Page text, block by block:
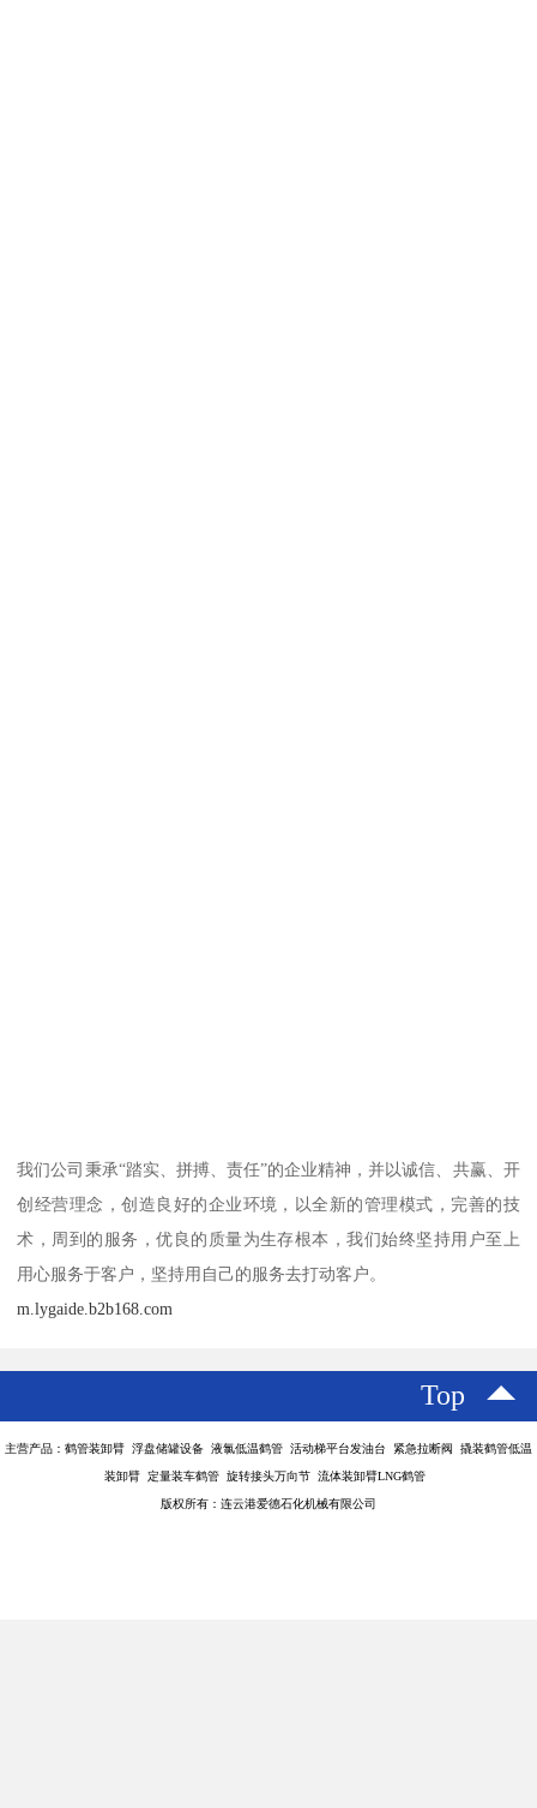
我们公司秉承“踏实、拼搏、责任”的企业精神，并以诚信、共赢、开
创经营理念，创造良好的企业环境，以全新的管理模式，完善的技
术，周到的服务，优良的质量为生存根本，我们始终坚持用户至上
用心服务于客户，坚持用自己的服务去打动客户。
m.lygaide.b2b168.com
Top
主营产品：鹤管装卸臂 浮盘储罐设备 液氯低温鹤管 活动梯平台发油台 紧急拉断阀 撬装鹤管低温
装卸臂 定量装车鹤管 旋转接头万向节 流体装卸臂LNG鹤管
版权所有：连云港爱德石化机械有限公司